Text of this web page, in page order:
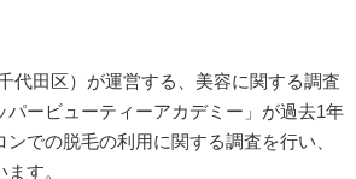
代田区）が運営する、美容に関する調査
パービューティーアカデミー」が過去1年
での脱毛の利用に関する調査を行い、
す。